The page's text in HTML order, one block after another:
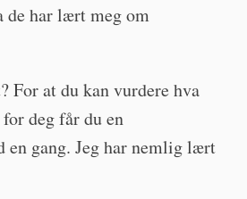
de har lært meg om
For at du kan vurdere hva
deg får du en
en gang. Jeg har nemlig lært